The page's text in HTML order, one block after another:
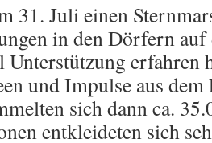
31. Juli einen
in den Dörfern auf
Unterstützung erfahren
und Impulse aus
sich dann ca.
entkleideten sich